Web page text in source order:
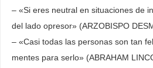
– «Si eres neutral en situaciones de
del lado opresor» (ARZOBISPO
– «Casi todas las personas son tan
mentes para serlo» (ABRAHAM